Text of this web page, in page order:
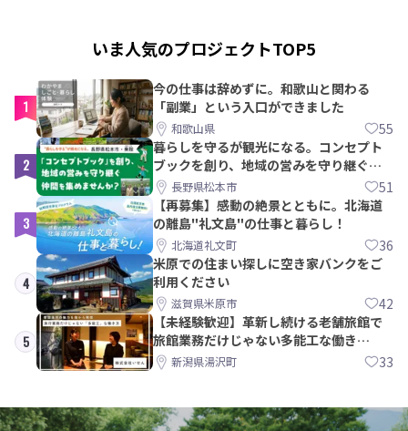
いま人気のプロジェクトTOP5
1
今の仕事は辞めずに。和歌山と関わる
「副業」という入口ができました
和歌山県 55
2
暮らしを守るが観光になる。コンセプト
ブックを創り、地域の営みを守り継ぐ仲
間を集めませんか？
長野県松本市 51
3
【再募集】感動の絶景とともに。北海道
の離島"礼文島"の仕事と暮らし！
北海道礼文町 36
4
米原での住まい探しに空き家バンクをご
利用ください
滋賀県米原市 42
5
【未経験歓迎】革新し続ける老舗旅館で
旅館業務だけじゃない多能工な働き
方。 株式会社いせん
新潟県湯沢町 33